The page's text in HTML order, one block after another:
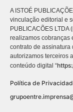
A ISTOÉ
vinculação editorial e
PUBLICACÕES
realizamos cobranças
contrato de assinatura
autorizamos terceiros
conteúdo digital “
Política de